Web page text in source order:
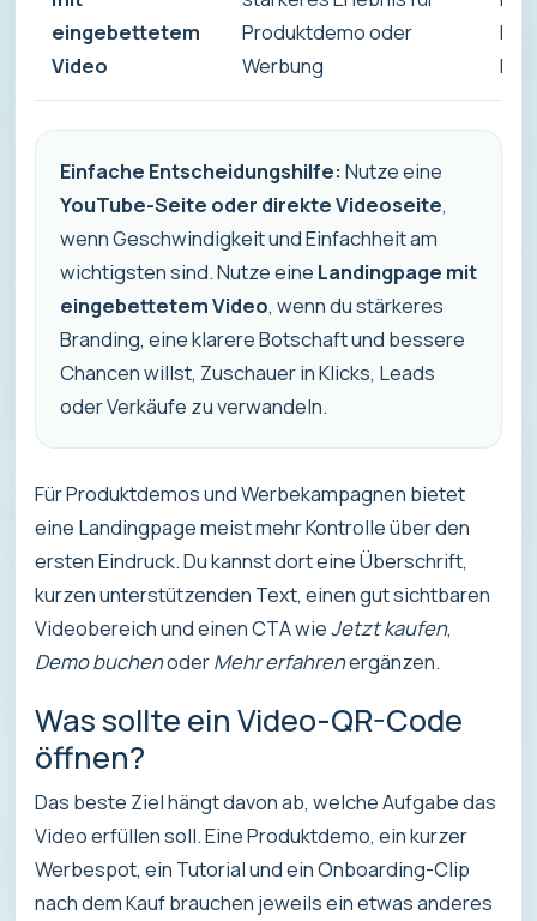
eingebettetem
Video
Produktdemo oder
Werbung
Einfache Entscheidungshilfe: Nutze eine
YouTube-Seite oder direkte Videoseite,
wenn Geschwindigkeit und Einfachheit am
wichtigsten sind. Nutze eine Landingpage mit
eingebettetem Video, wenn du stärkeres
Branding, eine klarere Botschaft und bessere
Chancen willst, Zuschauer in Klicks, Leads
oder Verkäufe zu verwandeln.
Für Produktdemos und Werbekampagnen bietet
eine Landingpage meist mehr Kontrolle über den
ersten Eindruck. Du kannst dort eine Überschrift,
kurzen unterstützenden Text, einen gut sichtbaren
Videobereich und einen CTA wieJetzt kaufen,
Demo buchenoderMehr erfahrenergänzen.
Was sollte ein Video-QR-Code
öffnen?
Das beste Ziel hängt davon ab, welche Aufgabe das
Video erfüllen soll. Eine Produktdemo, ein kurzer
Werbespot, ein Tutorial und ein Onboarding-Clip
nach dem Kauf brauchen jeweils ein etwas anderes